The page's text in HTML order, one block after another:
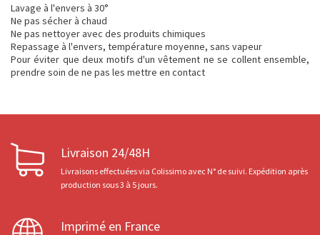
Lavage à l'envers à 30°
Ne pas sécher à chaud
Ne pas nettoyer avec des produits chimiques
Repassage à l'envers, température moyenne, sans vapeur
Pour éviter que deux motifs d'un vêtement ne se collent ensemble,
prendre soin de ne pas les mettre en contact
Livraison 24/48H
Livraisons effectuées via Colissimo avec N° de suivi. Expédition après
production sous 3 à 5 jours.
Imprimé en France